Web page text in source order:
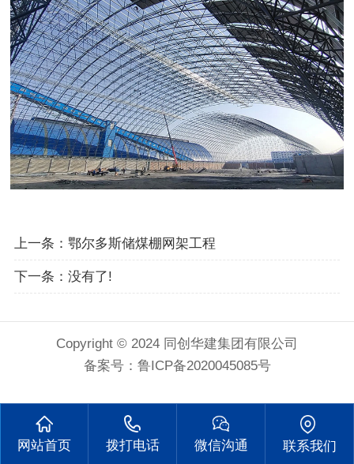
上一条： 鄂尔多斯储煤棚网架工程
下一条：没有了!
Copyright © 2024 同创华建集团有限公司
备案号： 鲁ICP备2020045085号
网站首页 拨打电话 微信沟通 联系我们